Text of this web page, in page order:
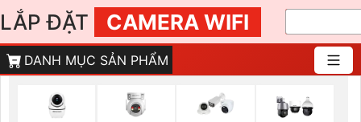
LẮP ĐẶT CAMERA WIFI
DANH MỤC SẢN PHẨM